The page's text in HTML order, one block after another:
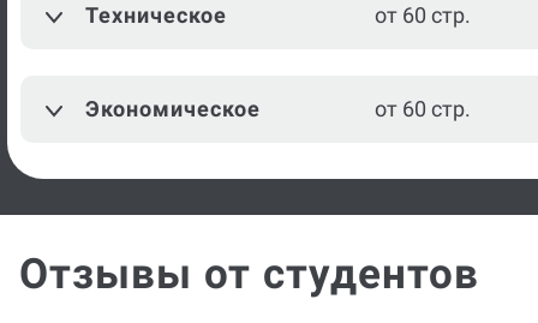
Техническое от 60 стр.
Экономическое от 60 стр.
Отзывы от студентов